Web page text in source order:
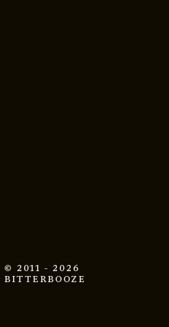
© 2011 - 2026
BITTERBOOZE